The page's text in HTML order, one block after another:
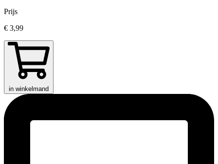
Prijs
€ 3,99
in winkelmand